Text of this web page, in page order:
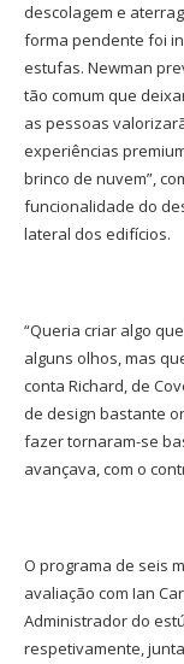
descolagem e
forma pendente foi
estufas. Newman
tão comum que
as pessoas
experiências
brinco de nuvem”,
funcionalidade do
lateral dos edifícios.
“Queria criar algo
alguns olhos, mas
conta Richard, de
de design bastante
fazer tornaram-se
avançava, com o
O programa de seis
avaliação com Ian
Administrador do
respetivamente,